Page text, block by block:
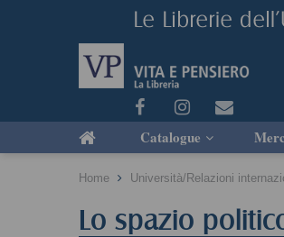
Catalogue
Home Università/Relazioni
Lo spazio